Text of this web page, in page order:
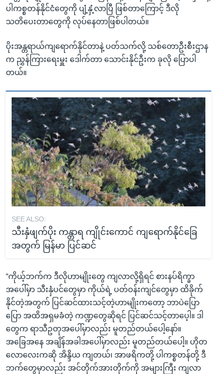
ပါကစ္စတန်နိုင်ငံတွေကို ပျံ့နှံ့လာပြီ ဖြစ်တာကြောင့် ဒီလို
သတိပေးတာတွေကို လုပ်နေတာဖြစ်ပါတယ်။
ပိုးအန္တရာယ်ကျရောက်နိုင်တာနဲ့ ပတ်သက်လို့ သစ်တောဦးစီးဌာန
က ညွှန်ကြားရေးမှူး ဒေါက်တာ သောင်းနိုင်ဦးက ခုလို ပြောပါ
တယ်။
SEE ALSO:
သီးနှံဖျက်ပိုး ကန္တာရ ကျိုင်းကောင် ကျရောက်နိုင်ခြေ
အတွက် မြန်မာ ပြင်ဆင်
“ကိုယ့်ဘက်က ဒီလိုဟာမျိုးတွေ ကျလာလို့ရှိရင် စားနပ်ရိက္ခာ
အပေါ်မှာ သီးနှံပင်တွေမှာ ကိုယ်ရဲ့ ပတ်ဝန်းကျင်တွေမှာ ထိခိုက်
နိုင်တဲ့အတွက် ပြင်ဆင်ထားသင့်တဲ့ဟာမျိုးကတော့ ဘာပဲပြော
ပြော အထိအရှမခံတဲ့ ကဏ္ဍတွေဆိုရင် ပြင်ဆင်သင့်တာပေ့ါ။ ဒါ
တွေက ရာသီဥတုအပေါ်မှာလည်း မူတည်တယ်ပေါ့နော်။
အခြေအနေ အချိန်အခါအပေါ်မှာလည်း မူတည်တယ်ပေါ့။ ဟိုတ
လောလေးကဆို အိန္ဒိယ ကျတယ်၊ အာဖရိကတို့ ပါကစ္စတန်တို့ ဒီ
ဘက်တွေမှာလည်း အင်တိုက်အားတိုက်ကို အများကြီး ကျလာ